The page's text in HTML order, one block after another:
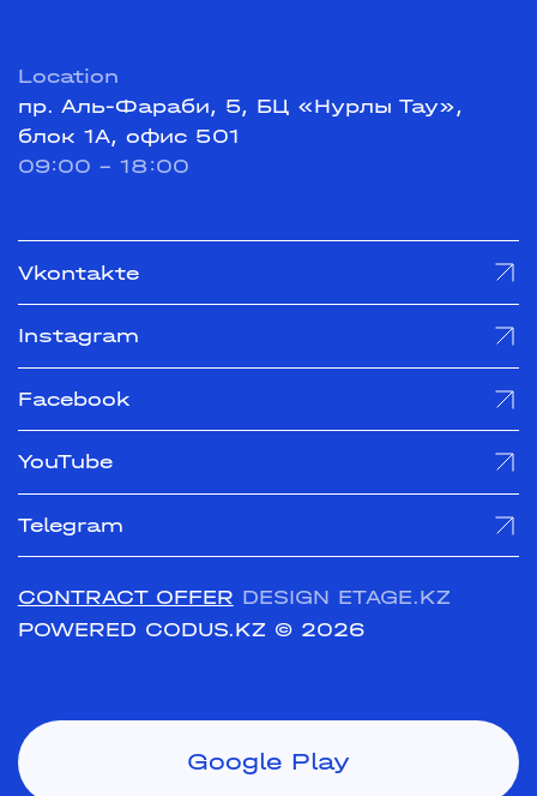
Location
пр. Аль-Фараби, 5, БЦ «Нурлы Тау»,
блок 1А, офис 501
09:00 - 18:00
Vkontakte
Instagram
Facebook
YouTube
Telegram
CONTRACT OFFER DESIGN ETAGE.KZ
POWERED CODUS.KZ © 2026
Google Play